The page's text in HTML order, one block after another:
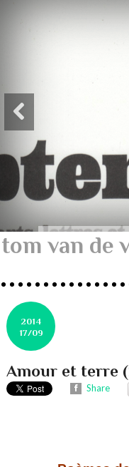
tom van de
2014
17/09
Amour et terre
Share